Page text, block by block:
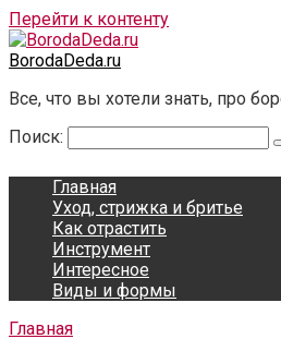
Перейти к контенту
BorodaDeda.ru
Все, что вы хотели знать, про
Поиск:
Главная
Уход, стрижка и бритье
Как отрастить
Инструмент
Интересное
Виды и формы
Главная